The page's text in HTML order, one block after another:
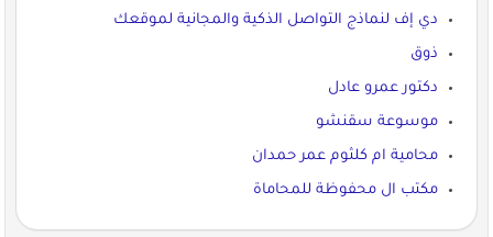
دي إف لنماذج التواصل الذكية والمجانية لموقعك
ذوق
دكتور عمرو عادل
موسوعة سقنشو
محامية ام كلثوم عمر حمدان
مكتب ال محفوظة للمحاماة